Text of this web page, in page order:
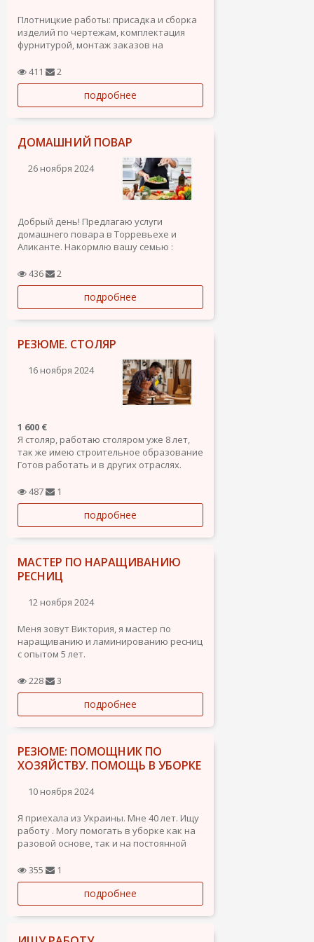
Плотницкие работы: присадка и сборка
изделий по чертежам, комплектация
фурнитурой, монтаж заказов на
строительные работы, управление
строительной техникой. Работал -
машинист оператор на дорожной фризе
Katerpillar, Wirtgen
411 2
подробнее
ДОМАШНИЙ ПОВАР
26 ноября 2024
Добрый день! Предлагаю услуги
домашнего повара в Торревьехе и
Аликанте. Накормлю вашу семью :
блинами, Украинским борщем ,
здоровой , вкусной пищей (каши,
салаты, рыба и др.) , а также по
предпочтениям вашей семьи на день,
два, три, праздники...
436 2
подробнее
РЕЗЮМЕ. СТОЛЯР
16 ноября 2024
1 600 €
Я столяр, работаю столяром уже 8 лет,
так же имею строительное образование
Готов работать и в других отраслях.
487 1
подробнее
МАСТЕР ПО НАРАЩИВАНИЮ
РЕСНИЦ
12 ноября 2024
Меня зовут Виктория, я мастер по
наращиванию и ламинированию ресниц
с опытом 5 лет.
228
3
подробнее
РЕЗЮМЕ: ПОМОЩНИК ПО
ХОЗЯЙСТВУ. ПОМОЩЬ В УБОРКЕ
10 ноября 2024
Я приехала из Украины. Мне 40 лет. Ищу
работу . Могу помогать в уборке как на
разовой основе, так и на постоянной
апартаменты, после выезда жильцов и
т. д. Стоимость услуг согласуем.
355 1
подробнее